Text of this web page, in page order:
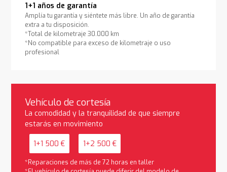
1+1 años de garantía
Amplía tu garantía y siéntete más libre. Un año de garantía
extra a tu disposición.
*Total de kilometraje 30.000 km
*No compatible para exceso de kilometraje o uso
profesional
Vehículo de cortesía
La comodidad y la tranquilidad de que siempre
estarás en movimiento
1+1 500 € 1+2 500 €
*Reparaciones de más de 72 horas en taller